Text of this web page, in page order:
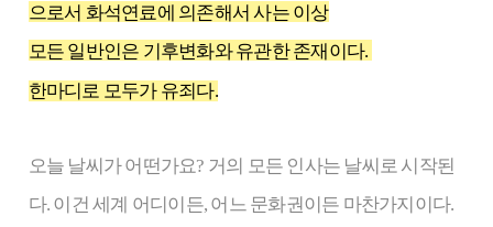
으로서 화석연료에 의존해서 사는 이상
모든 일반인은 기후변화와 유관한 존재이다.
한마디로 모두가 유죄다.
오늘 날씨가 어떤가요? 거의 모든 인사는 날씨로 시작된
다. 이건 세계 어디이든, 어느 문화권이든 마찬가지이다.